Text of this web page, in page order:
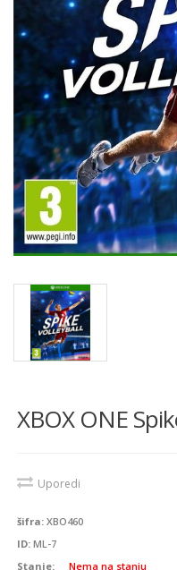
XBOX ONE
Uporedi
šifra: XBO460
ID: ML-7
Stanje:
Nema na stanju